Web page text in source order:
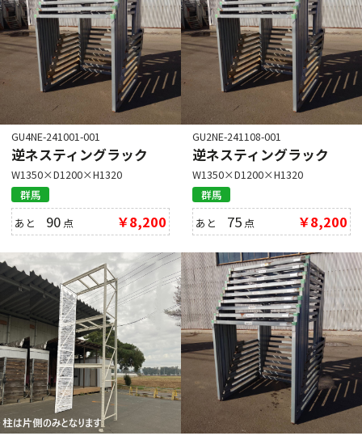
GU4NE-241001-001
逆ネスティングラック
W1350×D1200×H1320
群馬
あと 90 点 ￥8,200
GU2NE-241108-001
逆ネスティングラック
W1350×D1200×H1320
群馬
あと 75 点 ￥8,200